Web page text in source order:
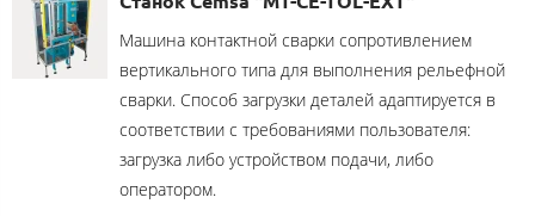
Машина контактной сварки сопротивлением
вертикального типа для выполнения рельефной
сварки. Способ загрузки деталей адаптируется в
соответствии с требованиями пользователя:
загрузка либо устройством подачи, либо
оператором.